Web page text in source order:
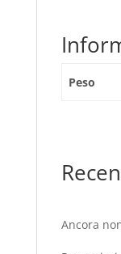
Peso
Ancora